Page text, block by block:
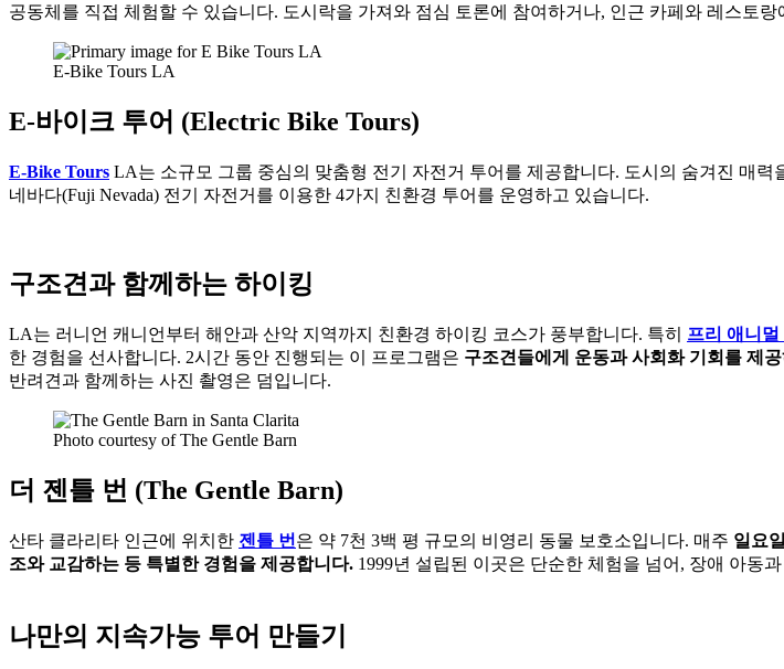
공동체를 직접 체험할 수 있습니다. 도시락을 가져와 점심 토론에 참여하거나, 인근 카페와 레스토
E-Bike Tours LA
E-바이크 투어 (Electric Bike Tours)
E-Bike Tours LA는 소규모 그룹 중심의 맞춤형 전기 자전거 투어를 제공합니다. 도시의 숨겨진 매
네바다(Fuji Nevada) 전기 자전거를 이용한 4가지 친환경 투어를 운영하고 있습니다.
구조견과 함께하는 하이킹
LA는 러니언 캐니언부터 해안과 산악 지역까지 친환경 하이킹 코스가 풍부합니다. 특히 프리 애니
한 경험을 선사합니다. 2시간 동안 진행되는 이 프로그램은 구조견들에게 운동과 사회화 기회를 제
반려견과 함께하는 사진 촬영은 덤입니다.
Photo courtesy of The Gentle Barn
더 젠틀 번 (The Gentle Barn)
산타 클라리타 인근에 위치한 젠틀 번 은 약 7천 3백 평 규모의 비영리 동물 보호소입니다. 매주 일요
조와 교감하는 등 특별한 경험을 제공합니다. 1999년 설립된 이곳은 단순한 체험을 넘어, 장애 아동
나만의 지속가능 투어 만들기